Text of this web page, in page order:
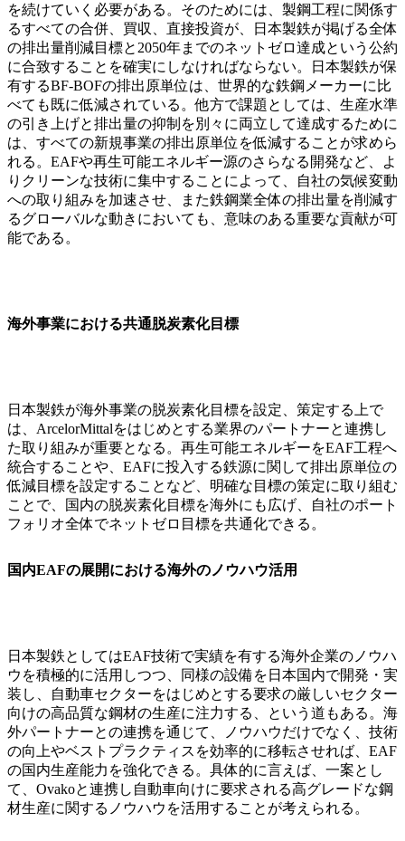
を続けていく必要がある。そのためには、製鋼工程に関係す
るすべての合併、買収、直接投資が、日本製鉄が掲げる全体
の排出量削減目標と2050年までのネットゼロ達成という公約
に合致することを確実にしなければならない。日本製鉄が保
有するBF-BOFの排出原単位は、世界的な鉄鋼メーカーに比
べても既に低減されている。他方で課題としては、生産水準
の引き上げと排出量の抑制を別々に両立して達成するために
は、すべての新規事業の排出原単位を低減することが求めら
れる。EAFや再生可能エネルギー源のさらなる開発など、よ
りクリーンな技術に集中することによって、自社の気候変動
への取り組みを加速させ、また鉄鋼業全体の排出量を削減す
るグローバルな動きにおいても、意味のある重要な貢献が可
能である。
海外事業における共通脱炭素化目標
日本製鉄が海外事業の脱炭素化目標を設定、策定する上で
は、ArcelorMittalをはじめとする業界のパートナーと連携し
た取り組みが重要となる。再生可能エネルギーをEAF工程へ
統合することや、EAFに投入する鉄源に関して排出原単位の
低減目標を設定することなど、明確な目標の策定に取り組む
ことで、国内の脱炭素化目標を海外にも広げ、自社のポート
フォリオ全体でネットゼロ目標を共通化できる。
国内EAFの展開における海外のノウハウ活用
日本製鉄としてはEAF技術で実績を有する海外企業のノウハ
ウを積極的に活用しつつ、同様の設備を日本国内で開発・実
装し、自動車セクターをはじめとする要求の厳しいセクター
向けの高品質な鋼材の生産に注力する、という道もある。海
外パートナーとの連携を通じて、ノウハウだけでなく、技術
の向上やベストプラクティスを効率的に移転させれば、EAF
の国内生産能力を強化できる。具体的に言えば、一案とし
て、Ovakoと連携し自動車向けに要求される高グレードな鋼
材生産に関するノウハウを活用することが考えられる。